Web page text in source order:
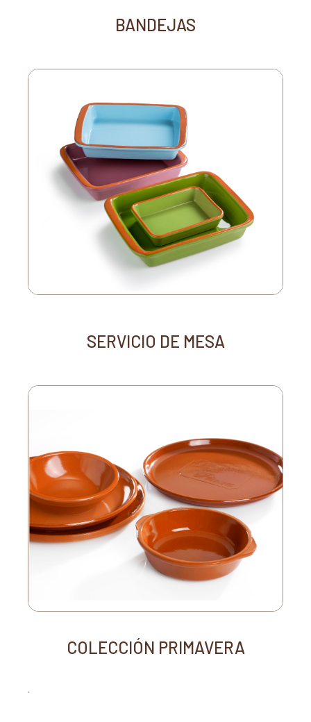
BANDEJAS
SERVICIO DE MESA
COLECCIÓN PRIMAVERA